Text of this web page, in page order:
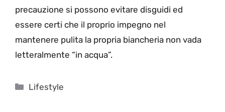
precauzione si possono evitare disguidi ed
essere certi che il proprio impegno nel
mantenere pulita la propria biancheria non vada
letteralmente “in acqua”.
Categorie
Lifestyle